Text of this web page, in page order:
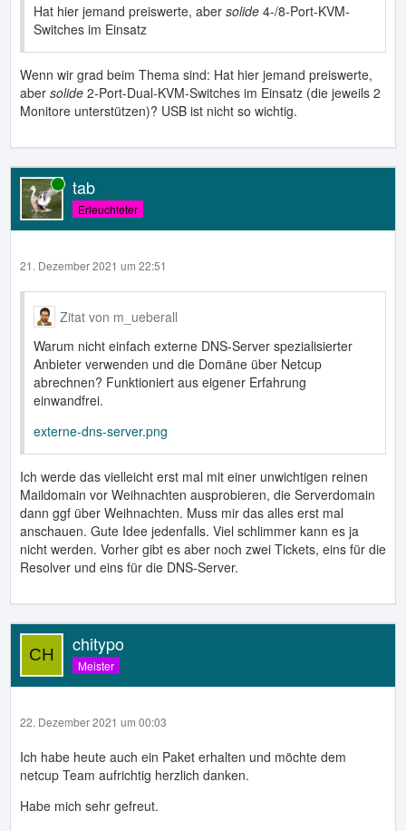
Hat hier jemand preiswerte, aber solide 4-/8-Port-KVM-
Switches im Einsatz
Wenn wir grad beim Thema sind: Hat hier jemand preiswerte,
aber solide 2-Port-Dual-KVM-Switches im Einsatz (die jeweils 2
Monitore unterstützen)? USB ist nicht so wichtig.
tab
Online
Erleuchteter
21. Dezember 2021 um 22:51
Zitat von m_ueberall
Warum nicht einfach externe DNS-Server spezialisierter
Anbieter verwenden und die Domäne über Netcup
abrechnen? Funktioniert aus eigener Erfahrung
einwandfrei.
externe-dns-server.png
Ich werde das vielleicht erst mal mit einer unwichtigen reinen
Maildomain vor Weihnachten ausprobieren, die Serverdomain
dann ggf über Weihnachten. Muss mir das alles erst mal
anschauen. Gute Idee jedenfalls. Viel schlimmer kann es ja
nicht werden. Vorher gibt es aber noch zwei Tickets, eins für die
Resolver und eins für die DNS-Server.
chitypo
Meister
22. Dezember 2021 um 00:03
Ich habe heute auch ein Paket erhalten und möchte dem
netcup Team aufrichtig herzlich danken.
Habe mich sehr gefreut.